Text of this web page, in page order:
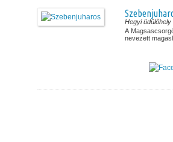
Hegyi üdülőhely
A
nevezett